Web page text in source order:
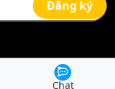
Chat